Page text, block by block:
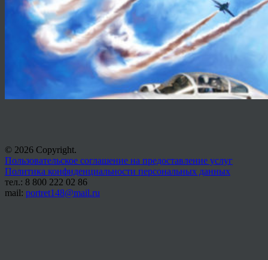
© 2026 Copyright.
Пользовательское соглашение на предоставление услуг
Политика конфиденциальности персональных данных
тел.: 8 800 222 02 86
mail: portret148@mail.ru